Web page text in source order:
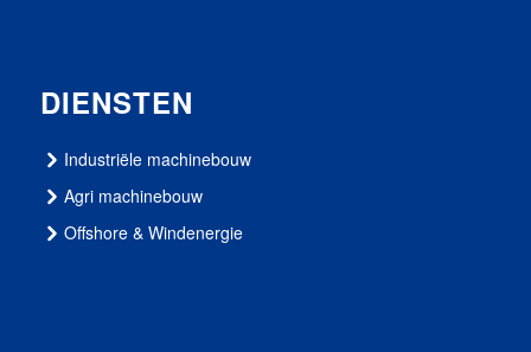
DIENSTEN
Industriële machinebouw
Agri machinebouw
Offshore & Windenergie